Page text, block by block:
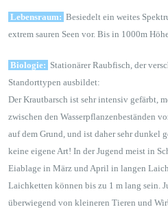
Lebensraum: Besiedelt ein weites
extrem sauren Seen vor. Bis in 1000m
Biologie: Stationärer Raubfisch, der
Standorttypen ausbildet:
Der Krautbarsch ist sehr intensiv gefärbt,
zwischen den Wasserpflanzenbeständen
auf dem Grund, und ist daher sehr dunkel
keine eigene Art! In der Jugend meist in
Eiablage in März und April in langen
Laichketten können bis zu 1 m lang sein.
überwiegend von kleineren Tieren und